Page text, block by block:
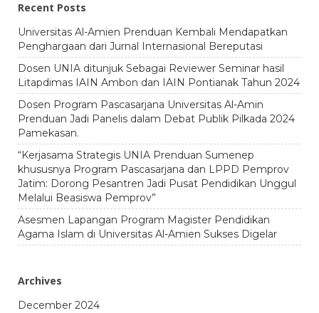
Recent Posts
Universitas Al-Amien Prenduan Kembali Mendapatkan
Penghargaan dari Jurnal Internasional Bereputasi
Dosen UNIA ditunjuk Sebagai Reviewer Seminar hasil
Litapdimas IAIN Ambon dan IAIN Pontianak Tahun 2024
Dosen Program Pascasarjana Universitas Al-Amin
Prenduan Jadi Panelis dalam Debat Publik Pilkada 2024
Pamekasan.
“Kerjasama Strategis UNIA Prenduan Sumenep
khususnya Program Pascasarjana dan LPPD Pemprov
Jatim: Dorong Pesantren Jadi Pusat Pendidikan Unggul
Melalui Beasiswa Pemprov”
Asesmen Lapangan Program Magister Pendidikan
Agama Islam di Universitas Al-Amien Sukses Digelar
Archives
December 2024